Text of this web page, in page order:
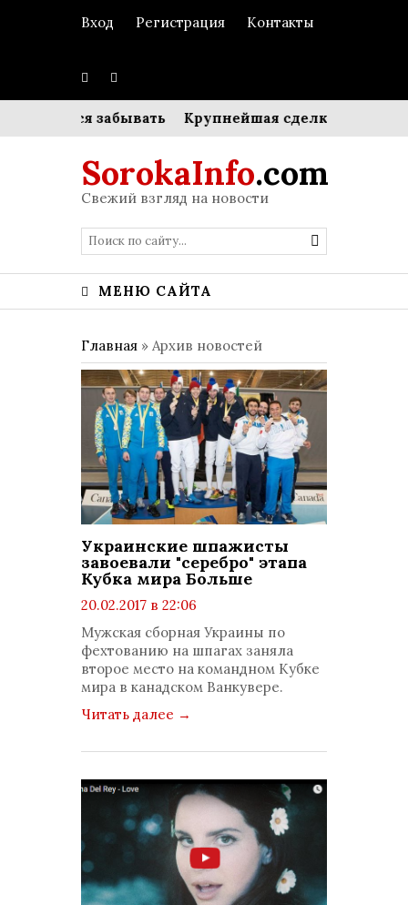
Вход Регистрация Контакты
забывать Крупнейшая сделка в авиации:
SorokaInfo.com
Свежий взгляд на новости
МЕНЮ САЙТА
Главная » Архив новостей
Украинские шпажисты
завоевали "серебро" этапа
Кубка мира Больше
20.02.2017 в 22:06
просмотров: 1637
комментариев: 0
Мужская сборная Украины по
фехтованию на шпагах заняла
второе место на командном Кубке
мира в канадском Ванкувере.
Читать далее →